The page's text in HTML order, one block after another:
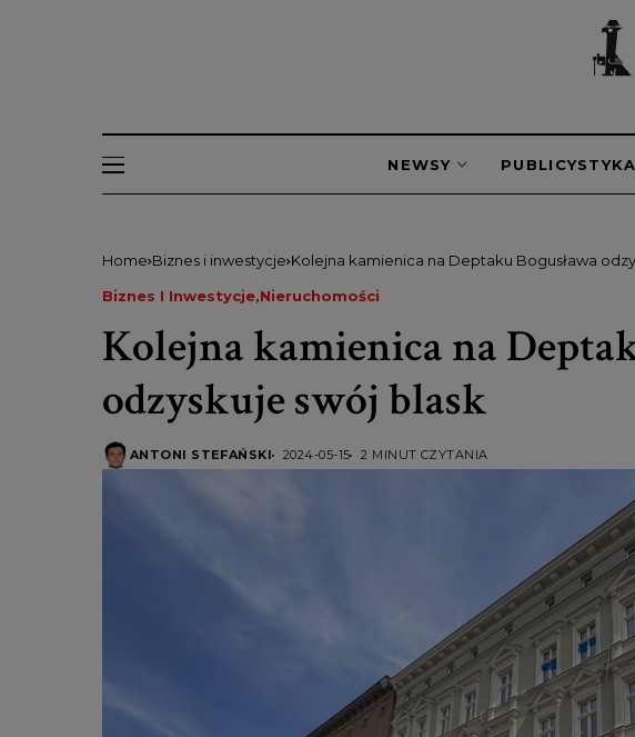
NEWSY PUBLICYSTYKA
Home Biznes i inwestycje Kolejna kamienica na Deptaku Bogusława
Biznes I Inwestycje Nieruchomości
Kolejna kamienica na
odzyskuje swój blask
ANTONI STEFAŃSKI 2024-05-15 2 MINUT CZYTANIA